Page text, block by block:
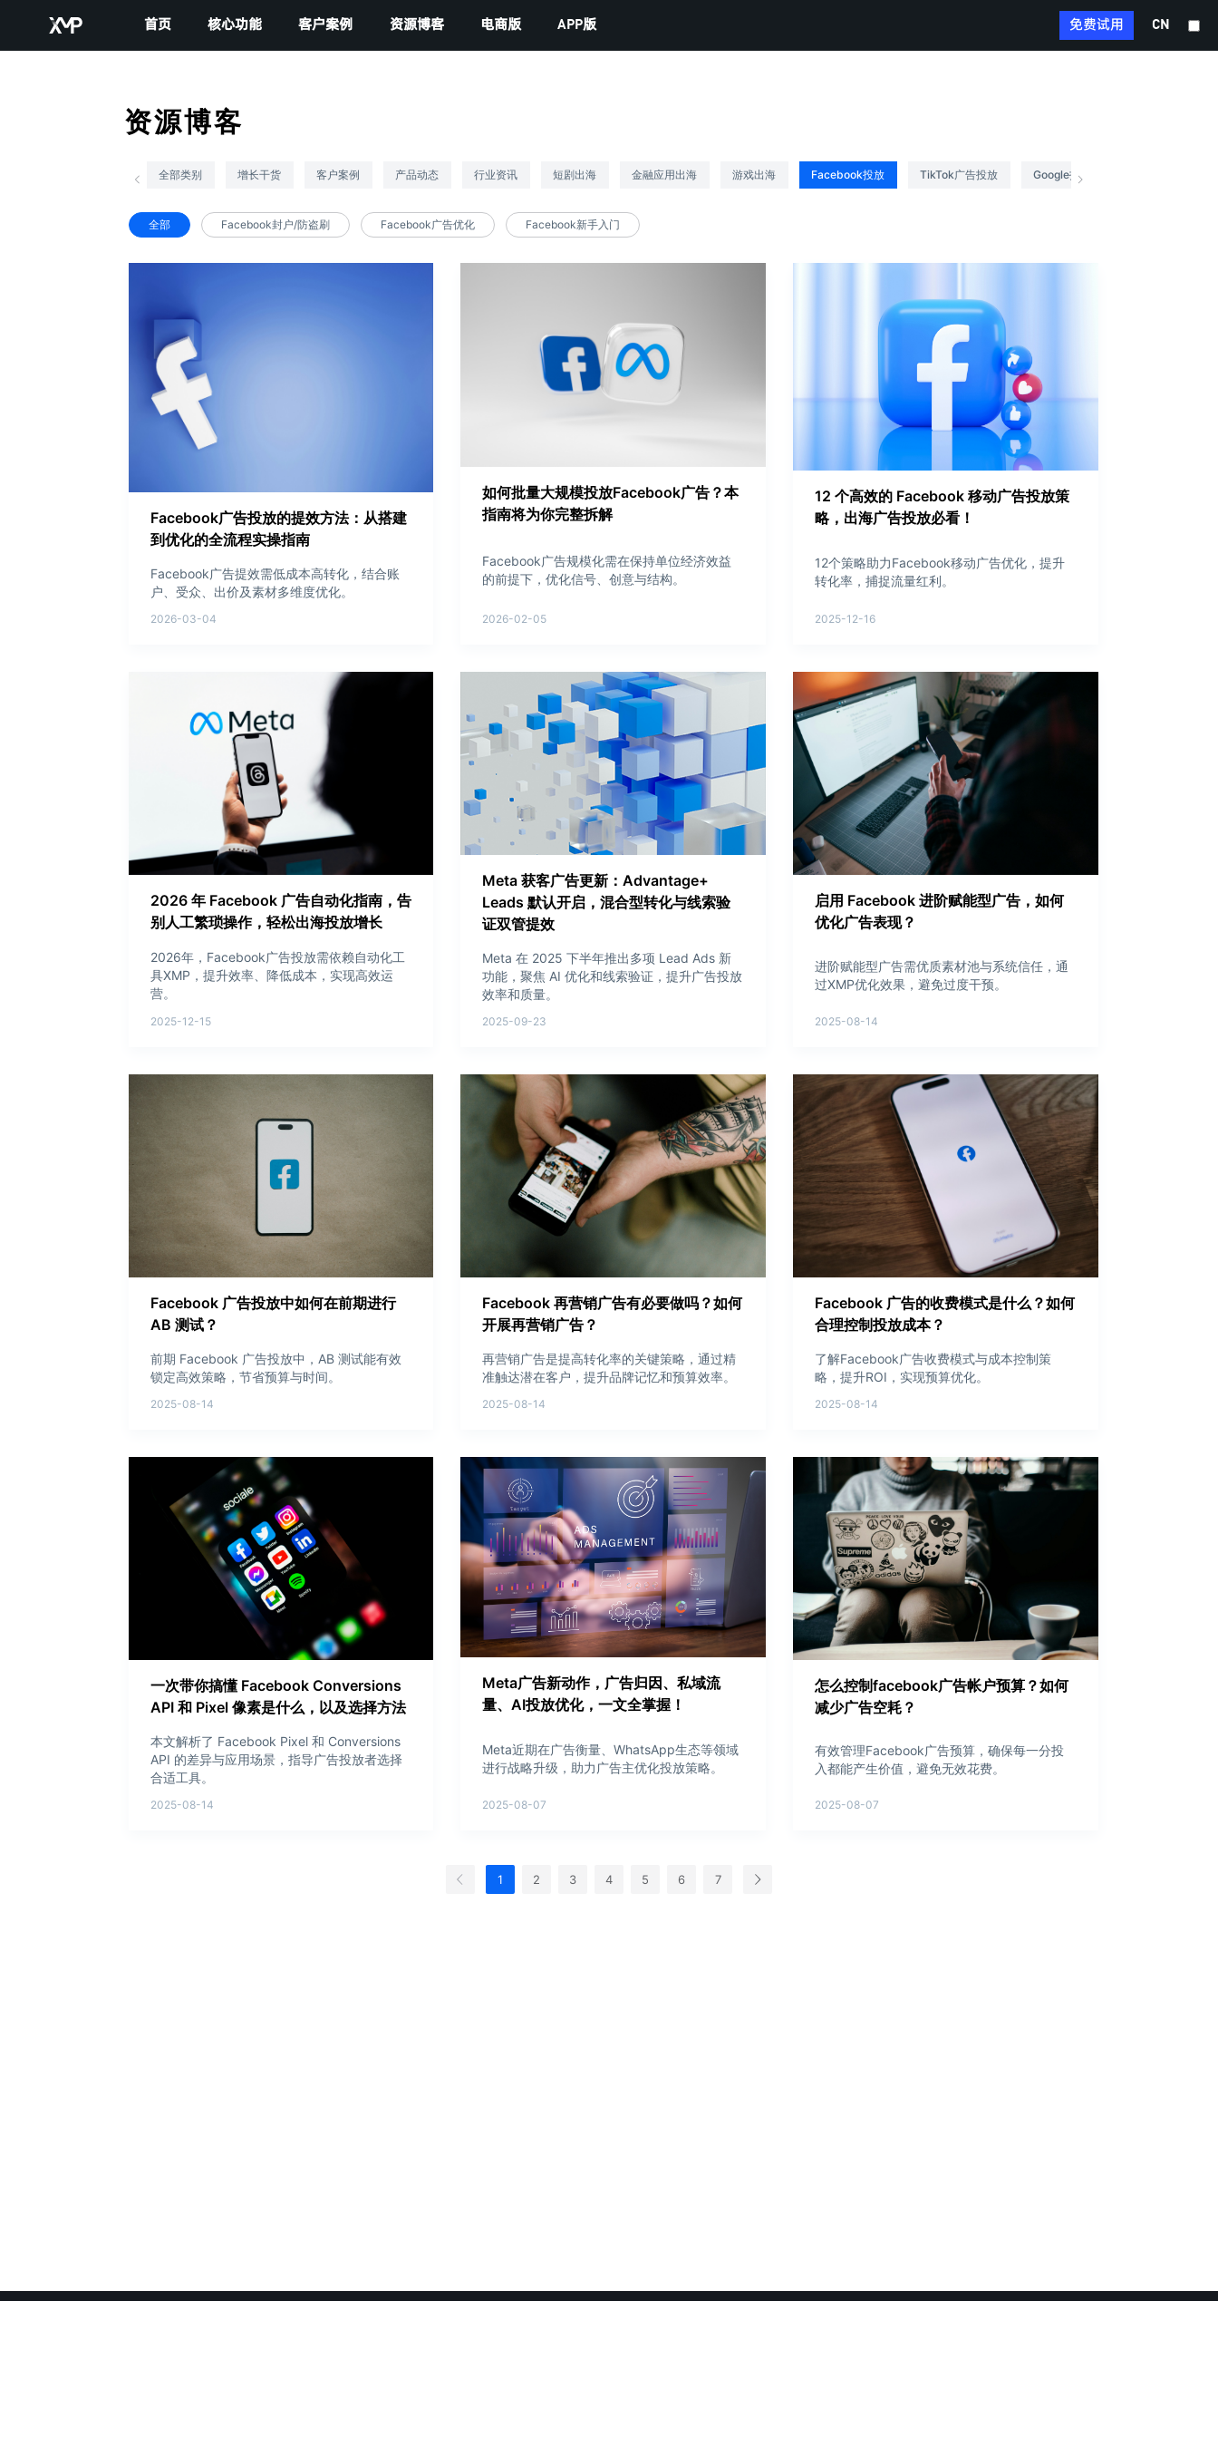
首页 核心功能 客户案例 资源博客 电商版 APP版 免费试用 CN
资源博客
全部 Facebook封户/防盗刷 Facebook广告优化 Facebook新手入门
Facebook广告投放的提效方法：从搭建
到优化的全流程实操指南
Facebook广告提效需低成本高转化，结合账
户、受众、出价及素材多维度优化。
2026-03-04
如何批量大规模投放Facebook广告？本
指南将为你完整拆解
Facebook广告规模化需在保持单位经济效益
的前提下，优化信号、创意与结构。
2026-02-05
12 个高效的 Facebook 移动广告投放策
略，出海广告投放必看！
12个策略助力Facebook移动广告优化，提升
转化率，捕捉流量红利。
2025-12-16
2026 年 Facebook 广告自动化指南，告
别人工繁琐操作，轻松出海投放增长
2026年，Facebook广告投放需依赖自动化工
具XMP，提升效率、降低成本，实现高效运
营。
2025-12-15
Meta 获客广告更新：Advantage+
Leads 默认开启，混合型转化与线索验
证双管提效
Meta 在 2025 下半年推出多项 Lead Ads 新
功能，聚焦 AI 优化和线索验证，提升广告投放
效率和质量。
2025-09-23
启用 Facebook 进阶赋能型广告，如何
优化广告表现？
进阶赋能型广告需优质素材池与系统信任，通
过XMP优化效果，避免过度干预。
2025-08-14
Facebook 广告投放中如何在前期进行
AB 测试？
前期 Facebook 广告投放中，AB 测试能有效
锁定高效策略，节省预算与时间。
2025-08-14
Facebook 再营销广告有必要做吗？如何
开展再营销广告？
再营销广告是提高转化率的关键策略，通过精
准触达潜在客户，提升品牌记忆和预算效率。
2025-08-14
Facebook 广告的收费模式是什么？如何
合理控制投放成本？
了解Facebook广告收费模式与成本控制策
略，提升ROI，实现预算优化。
2025-08-14
一次带你搞懂 Facebook Conversions
API 和 Pixel 像素是什么，以及选择方法
本文解析了 Facebook Pixel 和 Conversions
API 的差异与应用场景，指导广告投放者选择
合适工具。
2025-08-14
Meta广告新动作，广告归因、私域流
量、AI投放优化，一文全掌握！
Meta近期在广告衡量、WhatsApp生态等领域
进行战略升级，助力广告主优化投放策略。
2025-08-07
怎么控制facebook广告帐户预算？如何
减少广告空耗？
有效管理Facebook广告预算，确保每一分投
入都能产生价值，避免无效花费。
2025-08-07
全部类别 增长干货 客户案例 产品动态 行业资讯 短剧出海 金融应用出海 游戏出海 Facebook投放 TikTok广告投放 Google投放
1 2 3 4 5 6 7